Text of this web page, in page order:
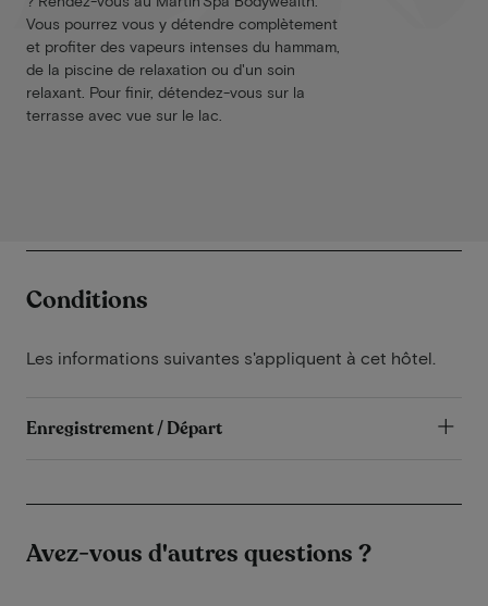
Vous pourrez vous y détendre complètement
et profiter des vapeurs intenses du hammam,
de la piscine de relaxation ou d'un soin
relaxant. Pour finir, détendez-vous sur la
terrasse avec vue sur le lac.
Conditions
Les informations suivantes s'appliquent à cet hôtel.
Enregistrement / Départ
Avez-vous d'autres questions ?